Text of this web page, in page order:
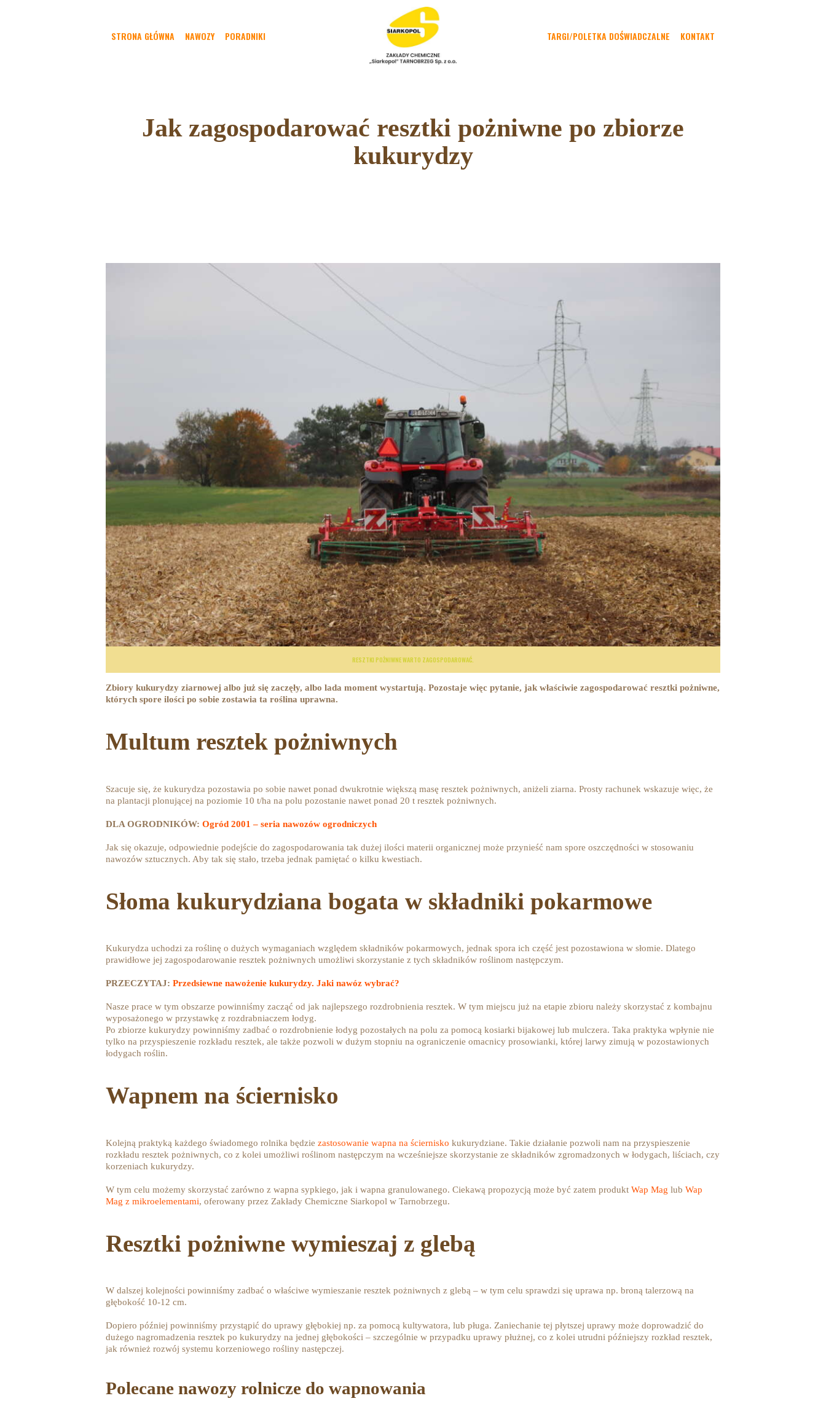
STRONA GŁÓWNA NAWOZY PORADNIKI TARGI/POLETKA DOŚWIADCZALNE KONTAKT
Jak zagospodarować resztki pożniwne po zbiorze
kukurydzy
NAWOZY ROLNICZE
TARGI/POLETKA
PORADNIKI
KONTAKT
RESZTKI POŻNIWNE WARTO ZAGOSPODAROWAĆ.
Zbiory kukurydzy ziarnowej albo już się zaczęły, albo lada moment wystartują. Pozostaje więc pytanie, jak właściwie zagospodarować resztki pożniwne,
których spore ilości po sobie zostawia ta roślina uprawna.
Multum resztek pożniwnych
Szacuje się, że kukurydza pozostawia po sobie nawet ponad dwukrotnie większą masę resztek pożniwnych, aniżeli ziarna. Prosty rachunek wskazuje więc, że
na plantacji plonującej na poziomie 10 t/ha na polu pozostanie nawet ponad 20 t resztek pożniwnych.
DLA OGRODNIKÓW: Ogród 2001 – seria nawozów ogrodniczych
Jak się okazuje, odpowiednie podejście do zagospodarowania tak dużej ilości materii organicznej może przynieść nam spore oszczędności w stosowaniu
nawozów sztucznych. Aby tak się stało, trzeba jednak pamiętać o kilku kwestiach.
Słoma kukurydziana bogata w składniki pokarmowe
Kukurydza uchodzi za roślinę o dużych wymaganiach względem składników pokarmowych, jednak spora ich część jest pozostawiona w słomie. Dlatego
prawidłowe jej zagospodarowanie resztek pożniwnych umożliwi skorzystanie z tych składników roślinom następczym.
PRZECZYTAJ: Przedsiewne nawożenie kukurydzy. Jaki nawóz wybrać?
Nasze prace w tym obszarze powinniśmy zacząć od jak najlepszego rozdrobnienia resztek. W tym miejscu już na etapie zbioru należy skorzystać z kombajnu
wyposażonego w przystawkę z rozdrabniaczem łodyg.
Po zbiorze kukurydzy powinniśmy zadbać o rozdrobnienie łodyg pozostałych na polu za pomocą kosiarki bijakowej lub mulczera. Taka praktyka wpłynie nie
tylko na przyspieszenie rozkładu resztek, ale także pozwoli w dużym stopniu na ograniczenie omacnicy prosowianki, której larwy zimują w pozostawionych
łodygach roślin.
Wapnem na ściernisko
Kolejną praktyką każdego świadomego rolnika będzie zastosowanie wapna na ściernisko kukurydziane. Takie działanie pozwoli nam na przyspieszenie
rozkładu resztek pożniwnych, co z kolei umożliwi roślinom następczym na wcześniejsze skorzystanie ze składników zgromadzonych w łodygach, liściach, czy
korzeniach kukurydzy.
W tym celu możemy skorzystać zarówno z wapna sypkiego, jak i wapna granulowanego. Ciekawą propozycją może być zatem produkt Wap Mag lub Wap
Mag z mikroelementami, oferowany przez Zakłady Chemiczne Siarkopol w Tarnobrzegu.
Resztki pożniwne wymieszaj z glebą
W dalszej kolejności powinniśmy zadbać o właściwe wymieszanie resztek pożniwnych z glebą – w tym celu sprawdzi się uprawa np. broną talerzową na
głębokość 10-12 cm.
Dopiero później powinniśmy przystąpić do uprawy głębokiej np. za pomocą kultywatora, lub pługa. Zaniechanie tej płytszej uprawy może doprowadzić do
dużego nagromadzenia resztek po kukurydzy na jednej głębokości – szczególnie w przypadku uprawy płużnej, co z kolei utrudni późniejszy rozkład resztek,
jak również rozwój systemu korzeniowego rośliny następczej.
Polecane nawozy rolnicze do wapnowania